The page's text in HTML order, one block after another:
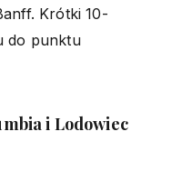
Krótki 10-
do punktu
i Lodowiec